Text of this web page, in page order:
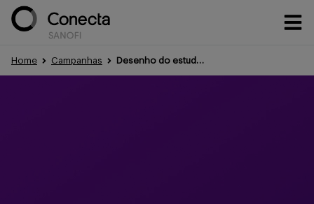
Conteúdos
Home Campanhas Desenho do estudo que avaliou a eficácia de um novo tratamento para DECHc